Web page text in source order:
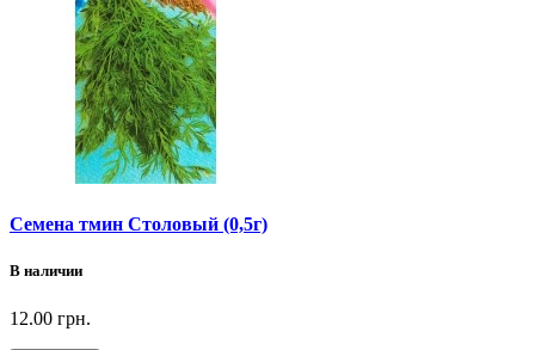
Семена тмин Столовый (0,5г)
В наличии
12.00 грн.